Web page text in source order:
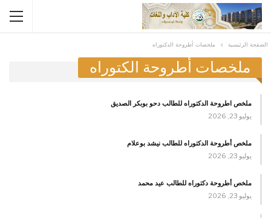
الصفحة الرئيسية ملخصات أطروحة الدكتوراه
ملخصات أطروحة الكتوراه
ملخص اطروحة الدكتوراه للطالب دحو بوبكر الصديق
يوليو 23, 2026
ملخص أطروحة الدكتوراه للطالب نيشد بوعلام
يوليو 23, 2026
ملخص أطروحة دكتوراه للطالب عيد محمد
يوليو 23, 2026